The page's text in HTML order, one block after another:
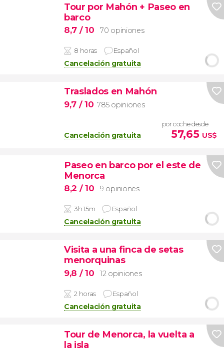
Tour por Mahón + Paseo en
barco
8,7 / 10 70 opiniones
8 horas Español
Cancelación gratuita
Traslados en Mahón
9,7 / 10 785 opiniones
Cancelación gratuita
por coche desde
57,65 US$
Paseo en barco por el este de
Menorca
8,2 / 10 9 opiniones
3h 15m Español
Cancelación gratuita
Visita a una finca de setas
menorquinas
9,8 / 10 12 opiniones
2 horas Español
Cancelación gratuita
Tour de Menorca, la vuelta a
la isla